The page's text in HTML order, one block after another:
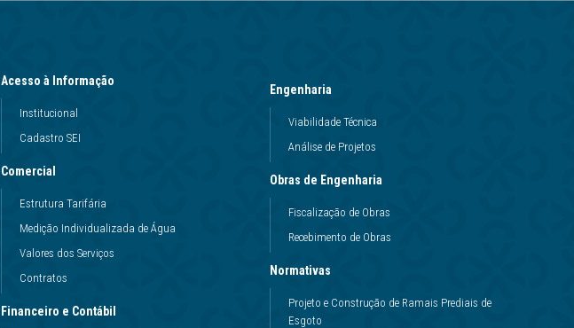
Acesso à Informação
Institucional
Cadastro SEI
Comercial
Estrutura Tarifária
Medição Individualizada de Água
Valores dos Serviços
Contratos
Financeiro e Contábil
Engenharia
Viabilidade Técnica
Análise de Projetos
Obras de Engenharia
Fiscalização de Obras
Recebimento de Obras
Normativas
Projeto e Construção de Ramais Prediais de
Esgoto